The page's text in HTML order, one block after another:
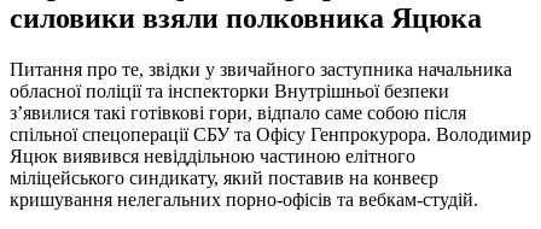
силовики взяли полковника Яцюка
Питання про те, звідки у звичайного заступника начальника
обласної поліції та інспекторки Внутрішньої безпеки
з’явилися такі готівкові гори, відпало саме собою після
спільної спецоперації СБУ та Офісу Генпрокурора. Володимир
Яцюк виявився невіддільною частиною елітного
міліцейського синдикату, який поставив на конвеєр
кришування нелегальних порно-офісів та вебкам-студій.